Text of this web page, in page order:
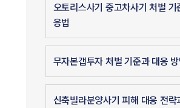
오토리스사기 중고차사기 처벌 기
응법
무자본갭투자 처벌 기준과 대응 방
신축빌라분양사기 피해 대응 전략